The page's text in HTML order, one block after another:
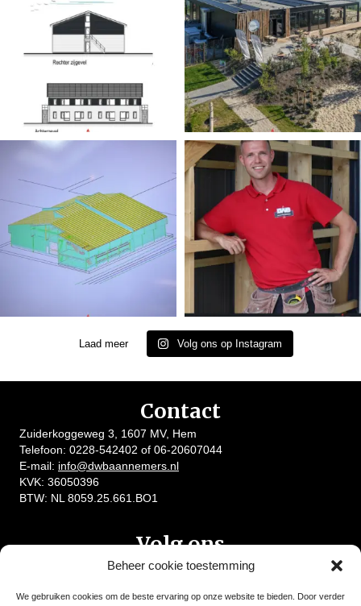
Beheer cookie toestemming
We gebruiken cookies om de beste ervaring op onze website te bieden. Door verder
Laad meer Volg ons op Instagram
Contact
Zuiderkoggeweg 3, 1607 MV, Hem
Telefoon: 0228-542402 of 06-20607044
E-mail: info@dwbaannemers.nl
KVK: 36050396
BTW: NL 8059.25.661.BO1
Volg ons